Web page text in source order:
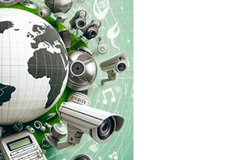
на стеллажах
озвучивания